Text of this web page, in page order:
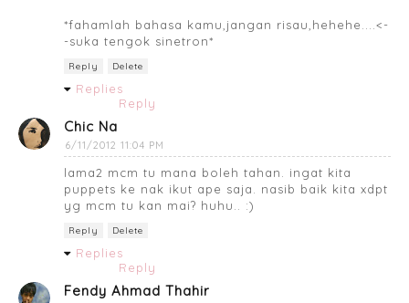
*fahamlah bahasa kamu,jangan risau,hehehe....<-
-suka tengok sinetron*
Reply Delete
Replies
Reply
Chic Na
6/11/2012 11:04 PM
lama2 mcm tu mana boleh tahan. ingat kita
puppets ke nak ikut ape saja. nasib baik kita xdpt
yg mcm tu kan mai? huhu.. :)
Reply Delete
Replies
Reply
Fendy Ahmad Thahir